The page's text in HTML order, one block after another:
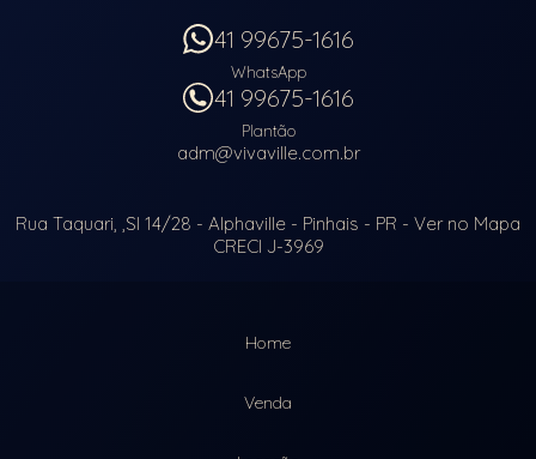
41 99675-1616
WhatsApp
41 99675-1616
Plantão
adm@vivaville.com.br
Rua Taquari, ,Sl 14/28 - Alphaville - Pinhais - PR - Ver no Mapa
CRECI J-3969
Home
Venda